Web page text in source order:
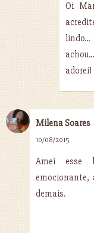
Oi
adorei!
Milena Soares
10/08/2015
Amei esse
emocionante,
demais.